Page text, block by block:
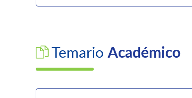
Temario Académico